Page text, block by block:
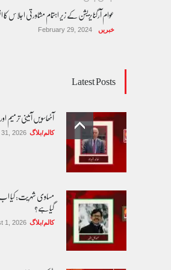
عوام آرگنایزیشن کے زیر اہتمام مشاورتی اجلاس کا
خبریں February 29, 2024
Latest Posts
آٹھاسویں آئینی ترمیم
کالم/بلاگ 2026
مساوی شہریت: کیا
گیا ہے؟
کالم/بلاگ 1, 2026